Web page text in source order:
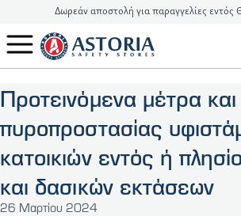
Δωρεάν αποστολή για παραγγελίες εντός
2310 90 16 16
Προτεινόμενα μέτρα
πυροπροστασίας
κατοικιών εντός ή
και δασικών εκτάσεων
26 Μαρτίου 2024